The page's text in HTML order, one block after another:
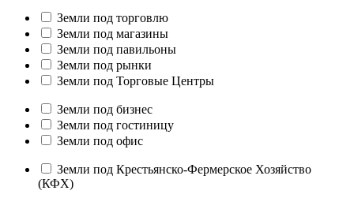
Земли под торговлю
Земли под магазины
Земли под павильоны
Земли под рынки
Земли под Торговые Центры
Земли под бизнес
Земли под гостиницу
Земли под офис
Земли под Крестьянско-Фермерское Хозяйство
(КФХ)